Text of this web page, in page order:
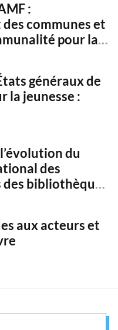
c
h
:
des communes et
pour la
généraux de
la jeunesse :
du
des
bibliothèques
aux acteurs et